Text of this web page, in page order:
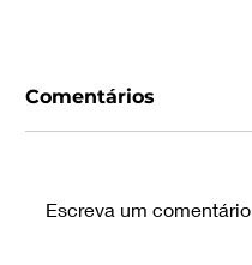
Comentários
Escreva um comentário